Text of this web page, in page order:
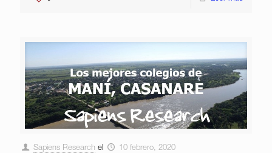
Sapiens Research el 10 febrero, 2020